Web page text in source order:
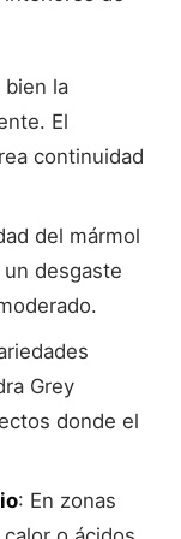
bien la
El
continuidad
del mármol
desgaste
Grey
donde el
: En zonas